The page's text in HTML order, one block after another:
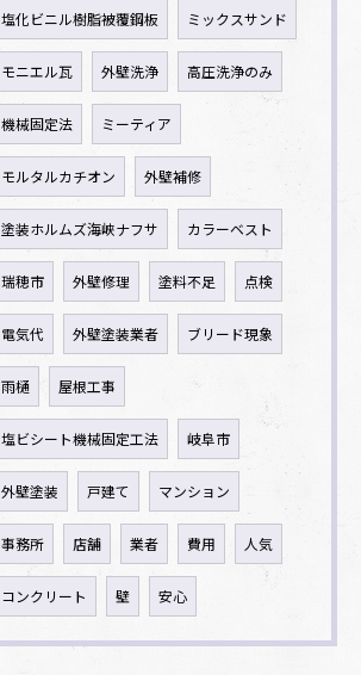
塩化ビニル樹脂被覆鋼板 ミックスサンド
モニエル瓦 外壁洗浄 高圧洗浄のみ
機械固定法 ミーティア
モルタルカチオン 外壁補修
塗装ホルムズ海峡ナフサ カラーベスト
瑞穂市 外壁修理 塗料不足 点検
電気代 外壁塗装業者 ブリード現象
雨樋 屋根工事
塩ビシート機械固定工法 岐阜市
外壁塗装 戸建て マンション
事務所 店舗 業者 費用 人気
コンクリート 壁 安心